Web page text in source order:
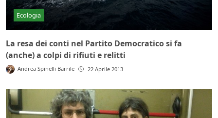
Ecologia
La resa dei conti nel Partito Democratico si fa
(anche) a colpi di rifiuti e relitti
Andrea Spinelli Barrile 22 Aprile 2013